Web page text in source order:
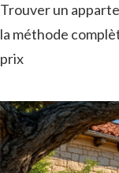
Trouver un
la méthode
prix